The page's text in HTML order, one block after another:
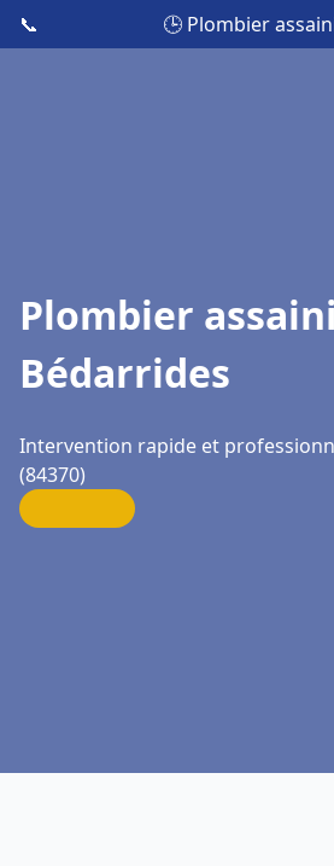
📞 🕒 Plombier
Plombier
Bédarrides
Intervention rapide et
(84370)